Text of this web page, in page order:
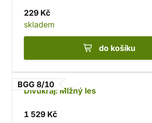
229 Kč
skladem
do košíku
BGG 8/10
Divukraj: Mlžný les
1 529 Kč